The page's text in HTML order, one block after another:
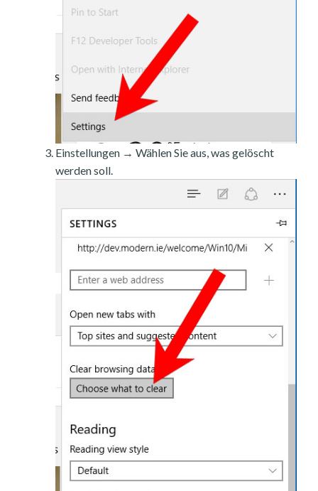
Einstellungen → Wählen Sie aus, was gelöscht
werden soll.